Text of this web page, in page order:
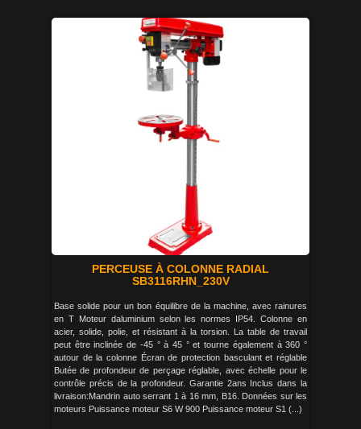
PERCEUSE À COLONNE RADIAL
SB3116RHN_230V
Base solide pour un bon équilibre de la machine, avec rainures
en T Moteur daluminium selon les normes IP54. Colonne en
acier, solide, polie, et résistant à la torsion. La table de travail
peut être inclinée de -45 ° à 45 ° et tourne également à 360 °
autour de la colonne Écran de protection basculant et réglable
Butée de profondeur de perçage réglable, avec échelle pour le
contrôle précis de la profondeur. Garantie 2ans Inclus dans la
livraison:Mandrin auto serrant 1 à 16 mm, B16. Données sur les
moteurs Puissance moteur S6 W 900 Puissance moteur S1 (...)